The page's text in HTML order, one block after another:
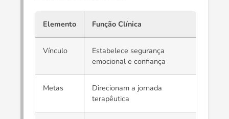
Elemento Função Clínica
Vínculo
Estabelece segurança
emocional e confiança
Metas
Direcionam a jornada
terapêutica